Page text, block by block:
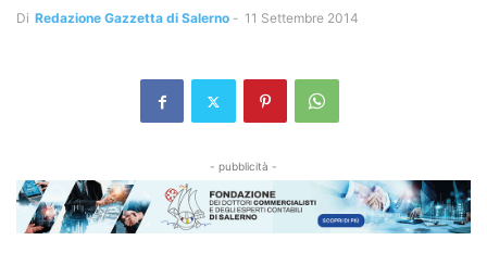
Di Redazione Gazzetta di Salerno - 11 Settembre 2014
- pubblicità -